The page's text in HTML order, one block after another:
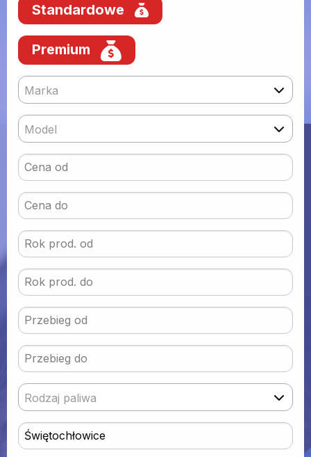
Standardowe
Premium
Marka
Model
Rodzaj paliwa